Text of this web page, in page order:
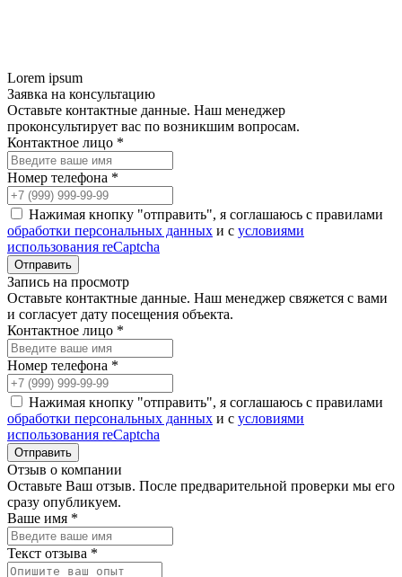
Lorem ipsum
Заявка на консультацию
Оставьте контактные данные. Наш менеджер
проконсультирует вас по возникшим вопросам.
Контактное лицо *
Номер телефона *
Нажимая кнопку "отправить", я соглашаюсь с правилами
обработки персональных данных и с условиями
использования reCaptcha
Запись на просмотр
Оставьте контактные данные. Наш менеджер свяжется с вами
и согласует дату посещения объекта.
Контактное лицо *
Номер телефона *
Нажимая кнопку "отправить", я соглашаюсь с правилами
обработки персональных данных и с условиями
использования reCaptcha
Отзыв о компании
Оставьте Ваш отзыв. После предварительной проверки мы его
сразу опубликуем.
Ваше имя *
Текст отзыва *